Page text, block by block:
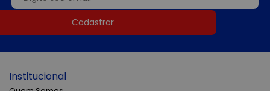
Cadastrar
Institucional